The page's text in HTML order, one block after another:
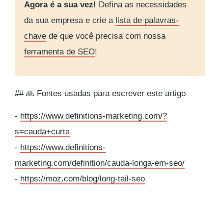
Agora é a sua vez! Defina as necessidades
da sua empresa e crie a lista de palavras-
chave de que você precisa com nossa
ferramenta de SEO!
## 🙏 Fontes usadas para escrever este artigo
- https://www.definitions-marketing.com/?
s=cauda+curta
- https://www.definitions-
marketing.com/definition/cauda-longa-em-seo/
- https://moz.com/blog/long-tail-seo